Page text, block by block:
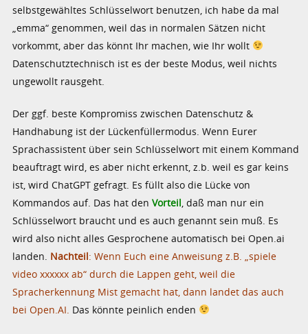
selbstgewähltes Schlüsselwort benutzen, ich habe da mal
„emma“ genommen, weil das in normalen Sätzen nicht
vorkommt, aber das könnt Ihr machen, wie Ihr wollt
Datenschutztechnisch ist es der beste Modus, weil nichts
ungewollt rausgeht.
Der ggf. beste Kompromiss zwischen Datenschutz &
Handhabung ist der Lückenfüllermodus. Wenn Eurer
Sprachassistent über sein Schlüsselwort mit einem Kommand
beauftragt wird, es aber nicht erkennt, z.b. weil es gar keins
ist, wird ChatGPT gefragt. Es füllt also die Lücke von
Kommandos auf. Das hat denVorteil, daß man nur ein
Schlüsselwort braucht und es auch genannt sein muß. Es
wird also nicht alles Gesprochene automatisch bei Open.ai
landen. Nachteil: Wenn Euch eine Anweisung z.B. „spiele
video xxxxxx ab“ durch die Lappen geht, weil die
Spracherkennung Mist gemacht hat, dann landet das auch
bei Open.AI. Das könnte peinlich enden